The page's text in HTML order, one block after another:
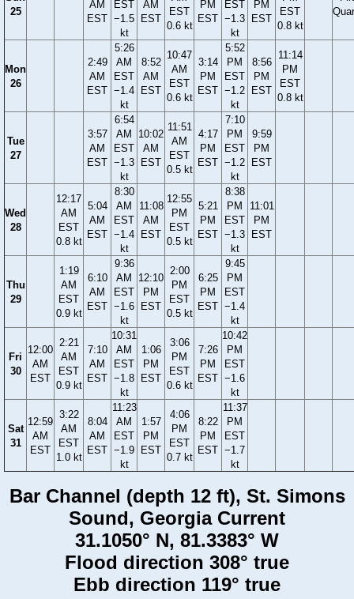
25
AM
EST
EST
−1.5
kt
AM
EST
EST
0.6 kt
PM
EST
EST
−1.3
kt
PM
EST
EST
0.8 kt
Mon
26
2:49
AM
EST
5:26
AM
EST
−1.4
kt
8:52
AM
EST
10:47
AM
EST
0.6 kt
3:14
PM
EST
5:52
PM
EST
−1.2
kt
8:56
PM
EST
11:14
PM
EST
0.8 kt
Tue
27
3:57
AM
EST
6:54
AM
EST
−1.3
kt
10:02
AM
EST
11:51
AM
EST
0.5 kt
4:17
PM
EST
7:10
PM
EST
−1.2
kt
9:59
PM
EST
Wed
28
12:17
AM
EST
0.8 kt
5:04
AM
EST
8:30
AM
EST
−1.4
kt
11:08
AM
EST
12:55
PM
EST
0.5 kt
5:21
PM
EST
8:38
PM
EST
−1.3
kt
11:01
PM
EST
Thu
29
1:19
AM
EST
0.9 kt
6:10
AM
EST
9:36
AM
EST
−1.6
kt
12:10
PM
EST
2:00
PM
EST
0.5 kt
6:25
PM
EST
9:45
PM
EST
−1.4
kt
Fri
30
12:00
AM
EST
2:21
AM
EST
0.9 kt
7:10
AM
EST
10:31
AM
EST
−1.8
kt
1:06
PM
EST
3:06
PM
EST
0.6 kt
7:26
PM
EST
10:42
PM
EST
−1.6
kt
Sat
31
12:59
AM
EST
3:22
AM
EST
1.0 kt
8:04
AM
EST
11:23
AM
EST
−1.9
kt
1:57
PM
EST
4:06
PM
EST
0.7 kt
8:22
PM
EST
11:37
PM
EST
−1.7
kt
Bar Channel (depth 12 ft), St. Simons
Sound, Georgia Current
31.1050° N, 81.3383° W
Flood direction 308° true
Ebb direction 119° true